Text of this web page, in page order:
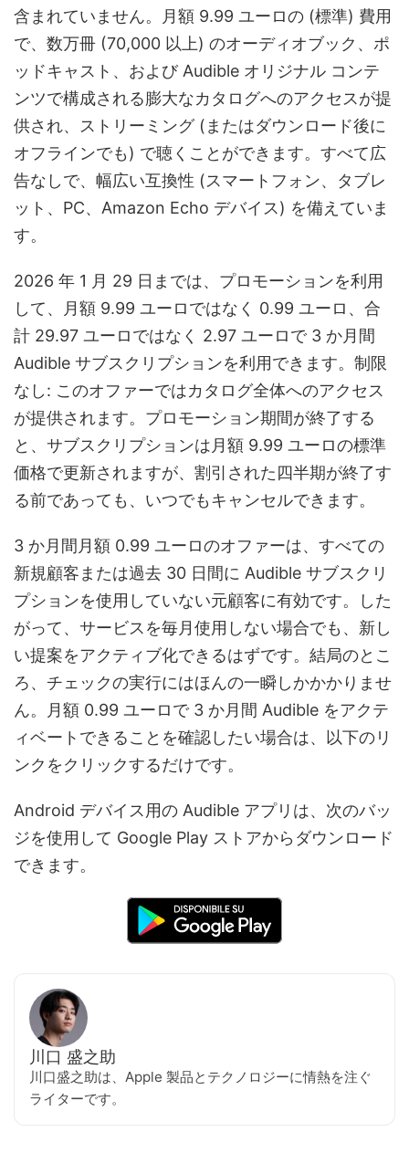
含まれていません。月額 9.99 ユーロの (標準) 費用
で、数万冊 (70,000 以上) のオーディオブック、ポ
ッドキャスト、および Audible オリジナル コンテ
ンツで構成される膨大なカタログへのアクセスが提
供され、ストリーミング (またはダウンロード後に
オフラインでも) で聴くことができます。すべて広
告なしで、幅広い互換性 (スマートフォン、タブレ
ット、PC、Amazon Echo デバイス) を備えていま
す。
2026 年 1 月 29 日までは、プロモーションを利用
して、月額 9.99 ユーロではなく 0.99 ユーロ、合
計 29.97 ユーロではなく 2.97 ユーロで 3 か月間
Audible サブスクリプションを利用できます。制限
なし: このオファーではカタログ全体へのアクセス
が提供されます。プロモーション期間が終了する
と、サブスクリプションは月額 9.99 ユーロの標準
価格で更新されますが、割引された四半期が終了す
る前であっても、いつでもキャンセルできます。
3 か月間月額 0.99 ユーロのオファーは、すべての
新規顧客または過去 30 日間に Audible サブスクリ
プションを使用していない元顧客に有効です。した
がって、サービスを毎月使用しない場合でも、新し
い提案をアクティブ化できるはずです。結局のとこ
ろ、チェックの実行にはほんの一瞬しかかかりませ
ん。月額 0.99 ユーロで 3 か月間 Audible をアクテ
ィベートできることを確認したい場合は、以下のリ
ンクをクリックするだけです。
Android デバイス用の Audible アプリは、次のバッ
ジを使用して Google Play ストアからダウンロード
できます。
川口 盛之助
川口盛之助は、Apple 製品とテクノロジーに情熱を注ぐ
ライターです。